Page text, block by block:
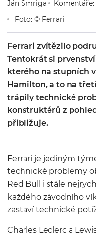
Ján Smriga
Komentáře:
Foto: © Ferrari
Ferrari zvítězilo
Tentokrát si
kterého na stupních
Hamilton, a to na
trápily technické
konstruktérů z
přibližuje.
Ferrari je jediným
technické problémy
Red Bull i stále
každého závodního
zastaví technické
Charles Leclerc a